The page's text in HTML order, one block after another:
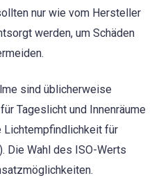
nur wie vom Hersteller
werden, um Schäden
sind üblicherweise
Tageslicht und Innenräume
Lichtempfindlichkeit für
Die Wahl des ISO-Werts